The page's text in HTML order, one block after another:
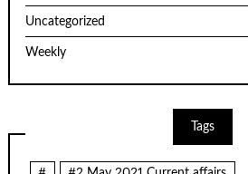
Uncategorized
Weekly
Tags